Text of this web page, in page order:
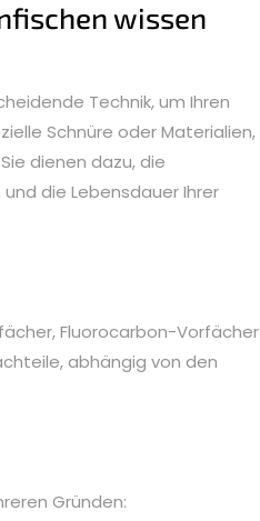
wissen
Technik, um Ihren
Schnüre oder Materialien,
dienen dazu, die
die Lebensdauer Ihrer
Fluorocarbon-Vorfächer
abhängig von den
Gründen: